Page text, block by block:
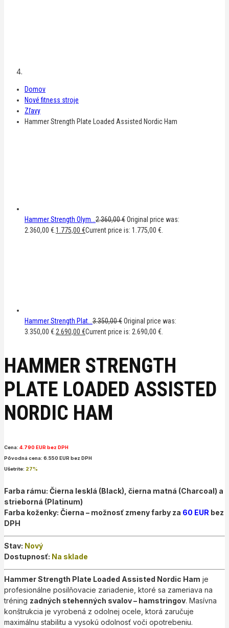
Domov
Nové fitness stroje
Zľavy
Hammer Strength Plate Loaded Assisted Nordic Ham
Hammer Strength Olym... 2.360,00€Original price was:
2.360,00 €.1.775,00 €Current price is: 1.775,00 €.
Hammer Strength Plat... 3.350,00€Original price was:
3.350,00 €. 2.690,00 €Current price is: 2.690,00 €.
HAMMER STRENGTH
PLATE LOADED ASSISTED
NORDIC HAM
Cena: 4.790 EUR bez DPH
Pôvodná cena: 6.550 EUR bez DPH
Ušetríte: 27%
Farba rámu: Čierna lesklá (Black), čierna matná (Charcoal) a
strieborná (Platinum)
Farba koženky: Čierna – možnosť zmeny farby za 60 EUR bez
DPH
Stav: Nový
Dostupnosť: Na sklade
Hammer Strength Plate Loaded Assisted Nordic Ham je
profesionálne posilňovacie zariadenie, ktoré sa zameriava na
tréning zadných stehenných svalov – hamstringov. Masívna
konštrukcia je vyrobená z odolnej ocele, ktorá zaručuje
maximálnu stabilitu a vysokú odolnosť voči opotrebeniu.